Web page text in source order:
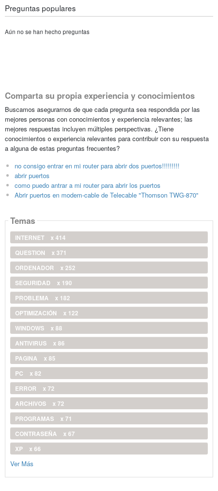
Preguntas populares
Aún no se han hecho preguntas
Comparta su propia experiencia y conocimientos
Buscamos asegurarnos de que cada pregunta sea respondida por las
mejores personas con conocimientos y experiencia relevantes; las
mejores respuestas incluyen múltiples perspectivas. ¿Tiene
conocimientos o experiencia relevantes para contribuir con su respuesta
a alguna de estas preguntas frecuentes?
no consigo entrar en mi router para abrir dos puertos!!!!!!!!!
abrir puertos
como puedo antrar a mi router para abrir los puertos
Abrir puertos en modem-cable de Telecable "Thomson TWG-870"
Temas
INTERNET
x 414
QUESTION
x 371
ORDENADOR
x 252
SEGURIDAD
x 190
PROBLEMA
x 182
OPTIMIZACIÓN
x 122
WINDOWS
x 88
ANTIVIRUS
x 86
PAGINA
x 85
PC
x 82
ERROR
x 72
ARCHIVOS
x 72
PROGRAMAS
x 71
CONTRASEÑA
x 67
XP
x 66
Ver Más